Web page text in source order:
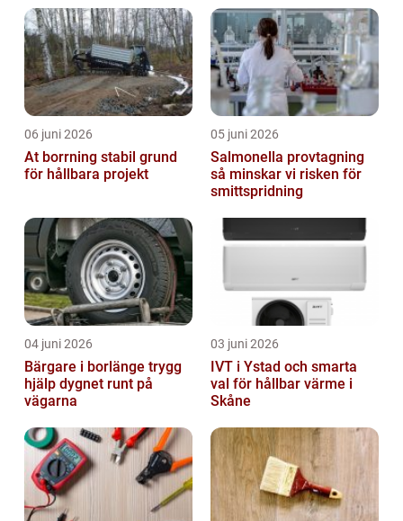
06 juni 2026
At borrning stabil grund
för hållbara projekt
05 juni 2026
Salmonella provtagning
så minskar vi risken för
smittspridning
04 juni 2026
Bärgare i borlänge trygg
hjälp dygnet runt på
vägarna
03 juni 2026
IVT i Ystad och smarta
val för hållbar värme i
Skåne